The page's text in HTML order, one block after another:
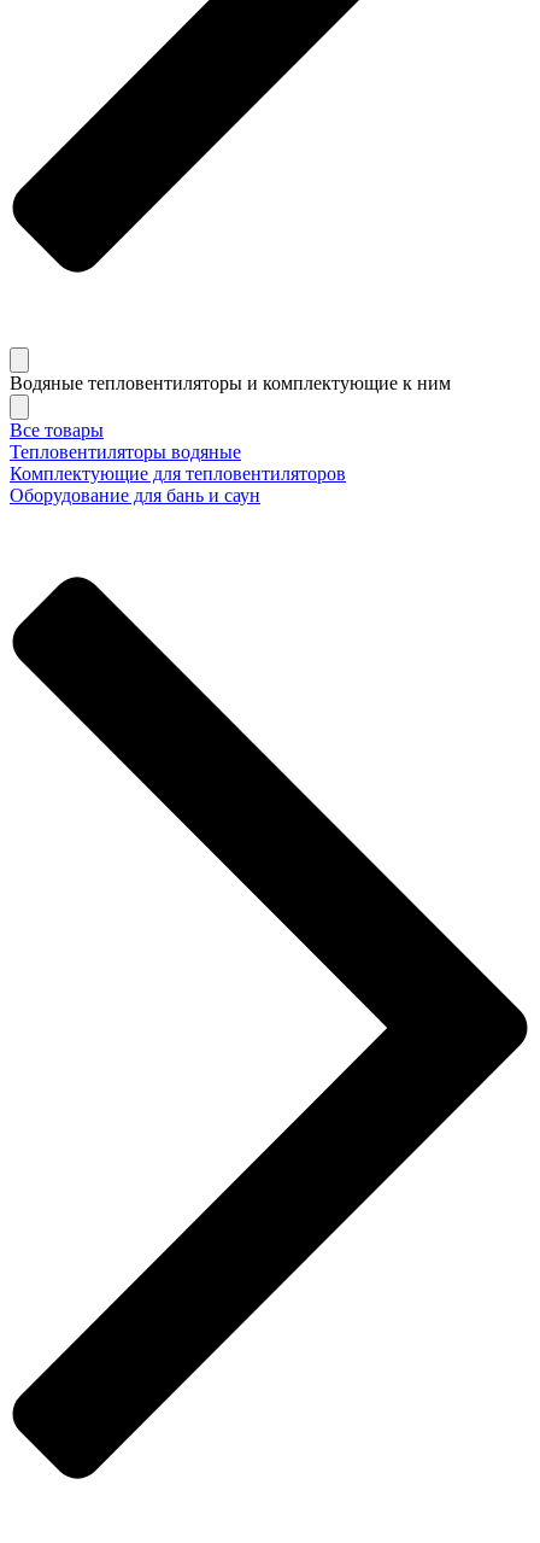
Водяные тепловентиляторы и комплектующие к ним
Все товары
Тепловентиляторы водяные
Комплектующие для тепловентиляторов
Оборудование для бань и саун